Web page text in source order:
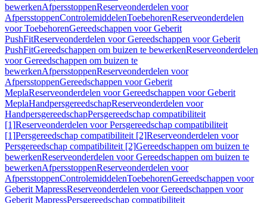
bewerkenAfpersstoppenReserveonderdelen voor
AfpersstoppenControlemiddelenToebehorenReserveonderdelen
voor ToebehorenGereedschappen voor Geberit
PushFitReserveonderdelen voor Gereedschappen voor Geberit
PushFitGereedschappen om buizen te bewerkenReserveonderdelen
voor Gereedschappen om buizen te
bewerkenAfpersstoppenReserveonderdelen voor
AfpersstoppenGereedschappen voor Geberit
MeplaReserveonderdelen voor Gereedschappen voor Geberit
MeplaHandpersgereedschapReserveonderdelen voor
HandpersgereedschapPersgereedschap compatibiliteit
[1]Reserveonderdelen voor Persgereedschap compatibiliteit
[1]Persgereedschap compatibiliteit [2]Reserveonderdelen voor
Persgereedschap compatibiliteit [2]Gereedschappen om buizen te
bewerkenReserveonderdelen voor Gereedschappen om buizen te
bewerkenAfpersstoppenReserveonderdelen voor
AfpersstoppenControlemiddelenToebehorenGereedschappen voor
Geberit MapressReserveonderdelen voor Gereedschappen voor
Geberit MapressPersgereedschap compatibiliteit